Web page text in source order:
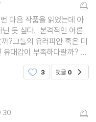
다음 작품을 읽었는데 아
듯 싶다. 본격적인 어른
?그들의 유러피안 혹은 미
대감이 부족하다랄까? 그
하고 공감이 안가는 것은
싶다. 그
3 댓글 0